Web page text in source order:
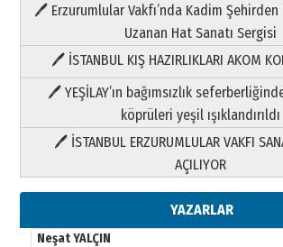
🖊 Erzurumlular Vakfı’nda Kadim
Uzanan Hat Sanatı Sergisi
🖊 İSTANBUL KIŞ HAZIRLIKLARI AKOM
🖊 YEŞİLAY’ın bağımsızlık
köprüleri yeşil ışıklandırıldı
🖊 İSTANBUL ERZURUMLULAR VAKFI
AÇILIYOR
YAZARLAR
03 Ağustos 2026 Pazartesi
Yıldırım Gündoğdu
HAVVA’NIN ÜÇ KIZI
09 Temmuz 2026 Perşembe
Yusuf POLAT
Şampiyonluk Sebahattin Şirin’e
yazar
11 Mayıs 2026 Pazartesi
Neşat YALÇIN